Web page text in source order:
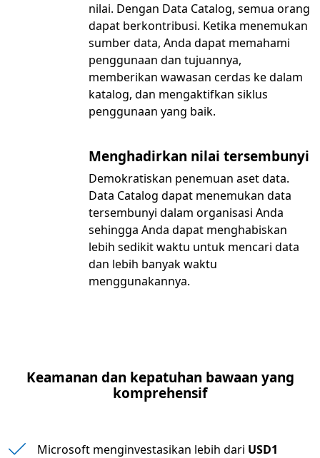
nilai. Dengan Data Catalog, semua orang
dapat berkontribusi. Ketika menemukan
sumber data, Anda dapat memahami
penggunaan dan tujuannya,
memberikan wawasan cerdas ke dalam
katalog, dan mengaktifkan siklus
penggunaan yang baik.
Menghadirkan nilai tersembunyi
Demokratiskan penemuan aset data.
Data Catalog dapat menemukan data
tersembunyi dalam organisasi Anda
sehingga Anda dapat menghabiskan
lebih sedikit waktu untuk mencari data
dan lebih banyak waktu
menggunakannya.
Keamanan dan kepatuhan bawaan yang
komprehensif
Microsoft menginvestasikan lebih dari USD1